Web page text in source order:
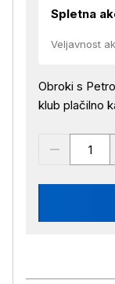
Spletna
Veljavnost
Obroki s
klub plačilno